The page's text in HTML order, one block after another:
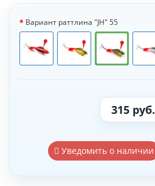
Вариант раттлина "JH" 55
315 руб.
Уведомить о наличии